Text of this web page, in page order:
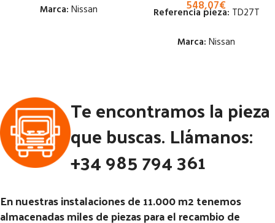
Marca: Nissan
Código Pieza:53156
548,07€
Referencia pieza: TD27T
Marca: Nissan
Ubicación:
Notas:[VP]NISSAN PATROL
2.7 TD | 01.50 - 12.10
Código Pieza:
Te encontramos la pieza
que buscas. Llámanos:
+34 985 794 361
En nuestras instalaciones de 11.000 m2 tenemos
almacenadas miles de piezas para el recambio de